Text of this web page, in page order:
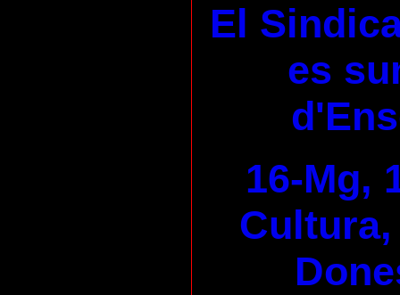
El
es
16-Mg,